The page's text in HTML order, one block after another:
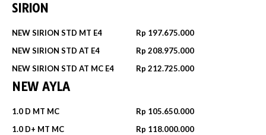
SIRION
NEW SIRION STD MT E4
Rp 197.675.000
NEW SIRION STD AT E4
Rp 208.975.000
NEW SIRION STD AT MC E4
Rp 212.725.000
NEW AYLA
1.0 D MT MC
Rp 105.650.000
1.0 D+ MT MC
Rp 118.000.000